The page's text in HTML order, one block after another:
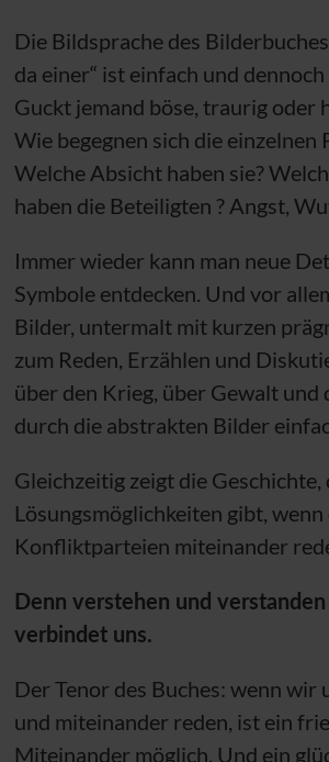
Die Bildsprache des
da einer“ ist einfach und
Guckt jemand böse, traurig oder
Wie begegnen sich die einzelnen
Welche Absicht haben sie?
haben die Beteiligten ? Angst,
Immer wieder kann man neue
Symbole entdecken. Und vor
Bilder, untermalt mit kurzen
zum Reden, Erzählen und
über den Krieg, über Gewalt und
durch die abstrakten Bilder
Gleichzeitig zeigt die Geschichte,
Lösungsmöglichkeiten gibt, wenn
Konfliktparteien miteinander
Denn verstehen und
verbindet uns.
Der Tenor des Buches: wenn wir
und miteinander reden, ist ein
Miteinander möglich. Und ein